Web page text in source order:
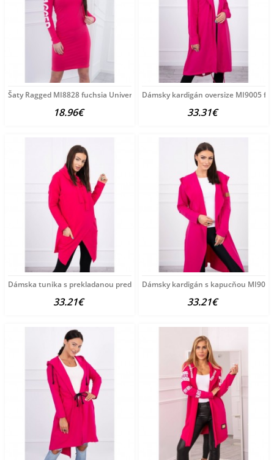
Šaty Ragged MI8828 fuchsia Univerzálna Fuchsia
18.96€
Dámsky kardigán oversize MI9005
33.31€
Dámska tunika s prekladanou prednou časťou oversize MI0017
33.21€
Dámsky kardigán s kapucňou
33.21€